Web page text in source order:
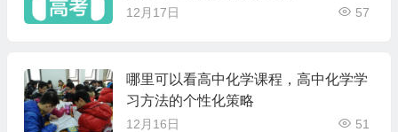
12月17日 57
哪里可以看高中化学课程，高中化学学
习方法的个性化策略
12月16日 51